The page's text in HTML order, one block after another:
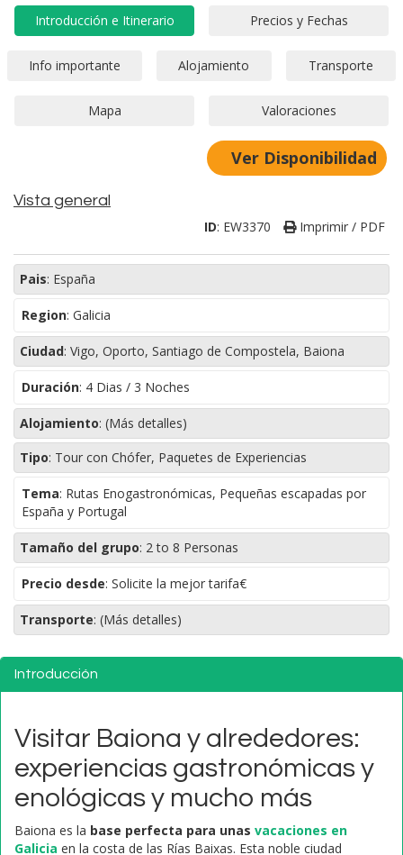
Ver Disponibilidad
Vista general
ID: EW3370 Imprimir / PDF
Pais: España
Region: Galicia
Ciudad: Vigo, Oporto, Santiago de Compostela, Baiona
Duración: 4 Dias / 3 Noches
Alojamiento: (Más detalles)
Tipo: Tour con Chófer, Paquetes de Experiencias
Tema: Rutas Enogastronómicas, Pequeñas escapadas por
España y Portugal
Tamaño del grupo: 2 to 8 Personas
Precio desde: Solicite la mejor tarifa€
Transporte: (Más detalles)
Introducción
Visitar Baiona y alrededores:
experiencias gastronómicas y
enológicas y mucho más
Baiona es la base perfecta para unas vacaciones en
Galicia en la costa de las Rías Baixas. Esta noble ciudad